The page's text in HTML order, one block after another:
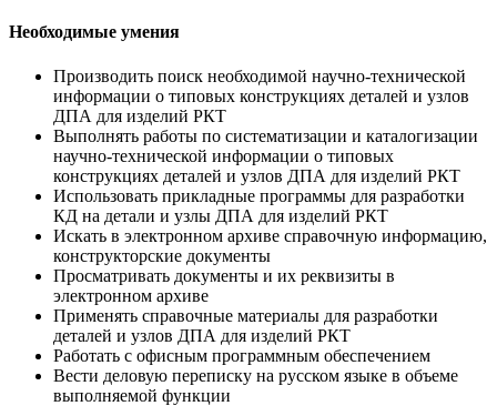
Необходимые умения
Производить поиск необходимой научно-технической
информации о типовых конструкциях деталей и узлов
ДПА для изделий РКТ
Выполнять работы по систематизации и каталогизации
научно-технической информации о типовых
конструкциях деталей и узлов ДПА для изделий РКТ
Использовать прикладные программы для разработки
КД на детали и узлы ДПА для изделий РКТ
Искать в электронном архиве справочную информацию,
конструкторские документы
Просматривать документы и их реквизиты в
электронном архиве
Применять справочные материалы для разработки
деталей и узлов ДПА для изделий РКТ
Работать с офисным программным обеспечением
Вести деловую переписку на русском языке в объеме
выполняемой функции